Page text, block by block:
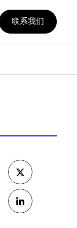
联系我们